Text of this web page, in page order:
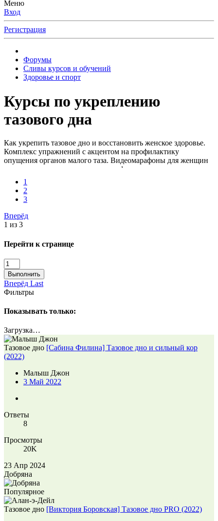
Меню
Вход
Регистрация
Форумы
Сливы курсов и обучений
Здоровье и спорт
Курсы по укреплению
тазового дна
Как укрепить тазовое дно и восстановить женское здоровье.
Комплекс упражнений с акцентом на профилактику
опущения органов малого таза. Видеомарафоны для женщин
всех возрастов – восстанавливаем функции тазового дна в
домашних условиях. Разбираем проблему мочеиспускания с
экспертами.
1
2
3
Вперёд
1 из 3
Перейти к странице
Выполнить
Вперёд Last
Фильтры
Показывать только:
Загрузка…
Тазовое дно [Сабина Филина] Тазовое дно и сильный кор
(2022)
Малыш Джон
3 Май 2022
Ответы
8
Просмотры
20K
23 Апр 2024
Добряна
Популярное
Тазовое дно [Виктория Боровская] Тазовое дно PRO (2022)